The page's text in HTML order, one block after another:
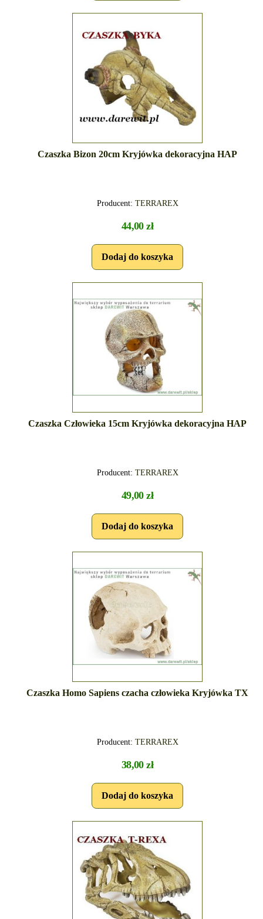
Czaszka Bizon 20cm Kryjówka dekoracyjna HAP
Producent: TERRAREX
44,00 zł
Czaszka Człowieka 15cm Kryjówka dekoracyjna HAP
Producent: TERRAREX
49,00 zł
Czaszka Homo Sapiens czacha człowieka Kryjówka TX
Producent: TERRAREX
38,00 zł